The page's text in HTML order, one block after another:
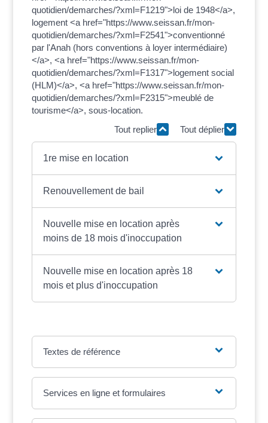
quotidien/demarches/?xml=F1219">loi de 1948</a>,
logement <a href="https://www.seissan.fr/mon-
quotidien/demarches/?xml=F2541">conventionné
par l'Anah (hors conventions à loyer intermédiaire)
</a>, <a href="https://www.seissan.fr/mon-
quotidien/demarches/?xml=F1317">logement social
(HLM)</a>, <a href="https://www.seissan.fr/mon-
quotidien/demarches/?xml=F2315">meublé de
tourisme</a>, sous-location.
Tout replier
Tout déplier
1re mise en location
Renouvellement de bail
Nouvelle mise en location après
moins de 18 mois d'inoccupation
Nouvelle mise en location après 18
mois et plus d'inoccupation
Textes de référence
Services en ligne et formulaires